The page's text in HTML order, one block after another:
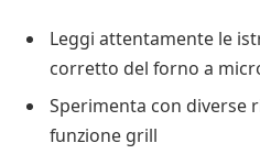
Leggi attentamente le
corretto del forno a
Sperimenta con diverse
funzione grill